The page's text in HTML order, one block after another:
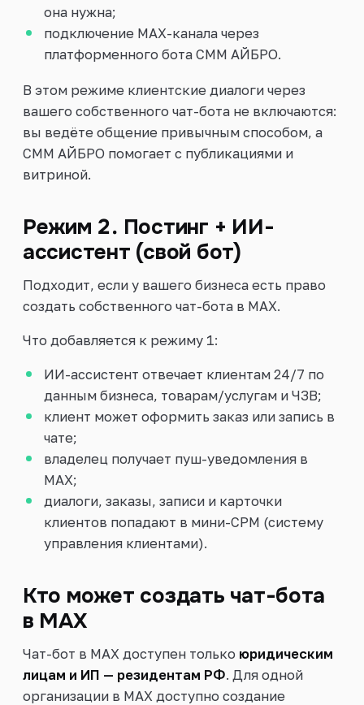
она нужна;
подключение MAX-канала через
платформенного бота СММ АЙБРО.
В этом режиме клиентские диалоги через
вашего собственного чат-бота не включаются:
вы ведёте общение привычным способом, а
СММ АЙБРО помогает с публикациями и
витриной.
Режим 2. Постинг + ИИ-
ассистент (свой бот)
Подходит, если у вашего бизнеса есть право
создать собственного чат-бота в MAX.
Что добавляется к режиму 1:
ИИ-ассистент отвечает клиентам 24/7 по
данным бизнеса, товарам/услугам и ЧЗВ;
клиент может оформить заказ или запись в
чате;
владелец получает пуш-уведомления в
MAX;
диалоги, заказы, записи и карточки
клиентов попадают в мини-СРМ (систему
управления клиентами).
Кто может создать чат-бота
в MAX
Чат-бот в MAX доступен только юридическим
лицам и ИП — резидентам РФ. Для одной
организации в MAX доступно создание